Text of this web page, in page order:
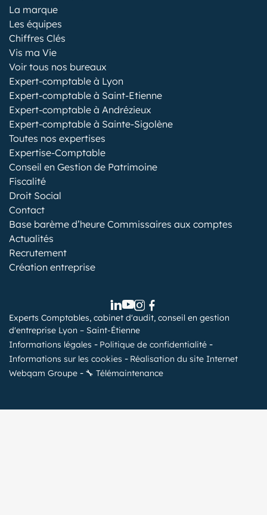
La marque
Les équipes
Chiffres Clés
Vis ma Vie
Voir tous nos bureaux
Expert-comptable à Lyon
Expert-comptable à Saint-Etienne
Expert-comptable à Andrézieux
Expert-comptable à Sainte-Sigolène
Toutes nos expertises
Expertise-Comptable
Conseil en Gestion de Patrimoine
Fiscalité
Droit Social
Contact
Base barème d’heure Commissaires aux comptes
Actualités
Recrutement
Création entreprise
Experts Comptables, cabinet d'audit, conseil en gestion
d'entreprise Lyon – Saint-Étienne
Informations légales
Politique de confidentialité
Informations sur les cookies
Réalisation du site Internet
Webqam Groupe
🔧 Télémaintenance